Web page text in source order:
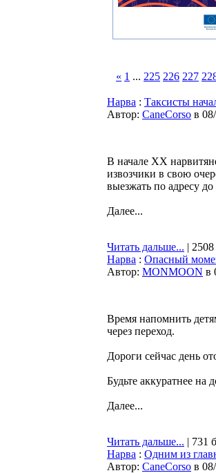
« 1 ... 225 226 227
Нарва : Таксисты
Автор: CaneCorso в
В начале XX
извозчики в свою
выезжать по адресу
Далее...
Читать дальше... |
Нарва : Опасный
Автор: MONMOON в
Время напомнить
через переход.
Дороги сейчас день
Будьте аккуратнее на
Далее...
Читать дальше... | 731
Нарва : Одним из
Автор: CaneCorso в